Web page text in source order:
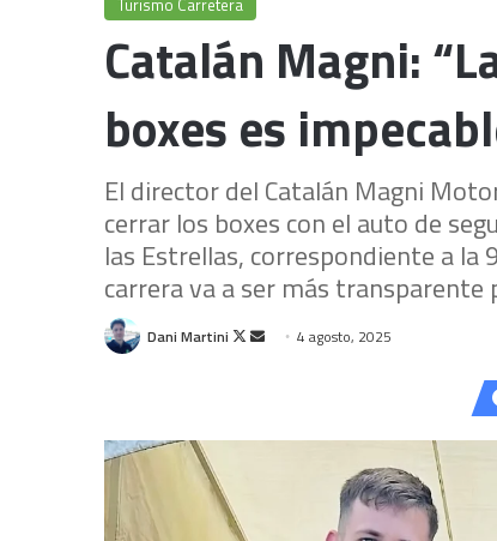
Turismo Carretera
Catalán Magni:
boxes es
El director del Catalán Magni
cerrar los boxes con el auto de
las Estrellas, correspondiente a la
carrera va a ser más transparente
Dani Martini
Follow
Send 4 agosto, 2025